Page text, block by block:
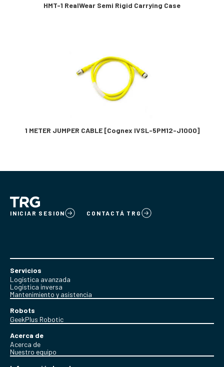
HMT-1 RealWear Semi Rigid Carrying Case
1 METER JUMPER CABLE [Cognex IVSL-5PM12-J1000]
INICIAR SESION CONTACTÁ TRG
Servicios
Logística avanzada
Logística inversa
Mantenimiento y asistencia
Robots
GeekPlus Robotic
Acerca de
Acerca de
Nuestro equipo